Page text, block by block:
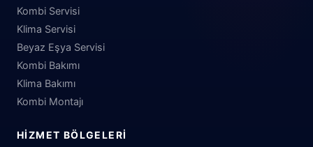
Kombi Servisi
Klima Servisi
Beyaz Eşya Servisi
Kombi Bakımı
Klima Bakımı
Kombi Montajı
HIZMET BÖLGELERI